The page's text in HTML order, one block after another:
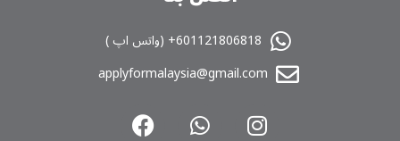
601121806818+ (واتس اپ )
applyformalaysia@gmail.com